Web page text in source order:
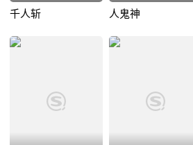
千人斩 人鬼神